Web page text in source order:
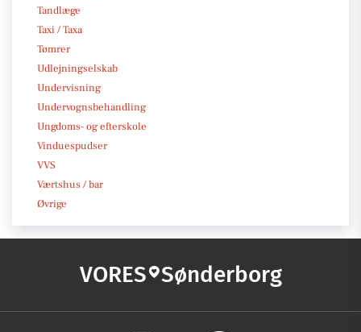
Tandlæge
Taxi / Taxa
Tømrer
Udlejningselskab
Undervisning
Undervognsbehandling
Ungdoms- og efterskole
Vinduespudser
VVS
Værtshus / bar
Øvrige
VORES Sønderborg